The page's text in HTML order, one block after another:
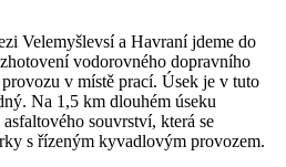
Velemyšlevsí a Havraní jdeme do
vodorovného dopravního
v místě prací. Úsek je v tuto
Na 1,5 km dlouhém úseku
souvrství, která se
s řízeným kyvadlovým provozem.